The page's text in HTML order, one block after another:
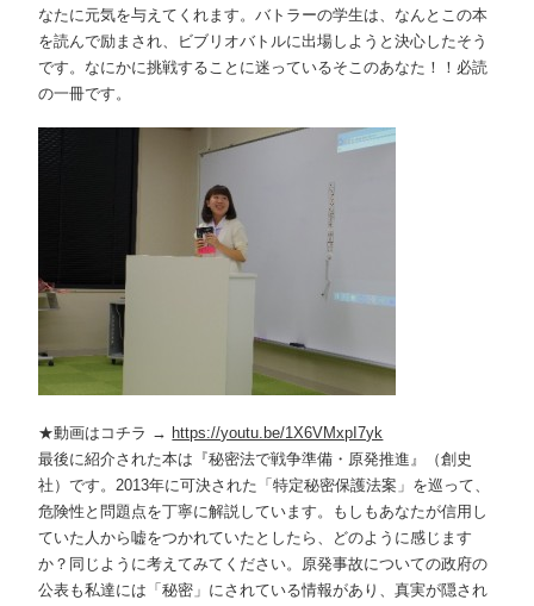
なたに元気を与えてくれます。バトラーの学生は、なんとこの本
を読んで励まされ、ビブリオバトルに出場しようと決心したそう
です。なにかに挑戦することに迷っているそこのあなた！！必読
の一冊です。
★動画はコチラ → https://youtu.be/1X6VMxpI7yk
最後に紹介された本は『秘密法で戦争準備・原発推進』（創史
社）です。2013年に可決された「特定秘密保護法案」を巡って、
危険性と問題点を丁寧に解説しています。もしもあなたが信用し
ていた人から嘘をつかれていたとしたら、どのように感じます
か？同じように考えてみてください。原発事故についての政府の
公表も私達には「秘密」にされている情報があり、真実が隠され